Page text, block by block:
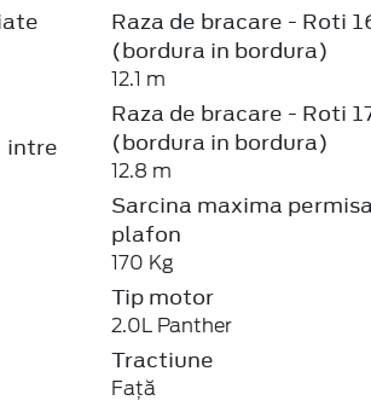
intre
Raza de bracare - Roti
(bordura in bordura)
12.1 m
Raza de bracare - Roti
(bordura in bordura)
12.8 m
Sarcina maxima
plafon
170 Kg
Tip motor
2.0L Panther
Tractiune
Față